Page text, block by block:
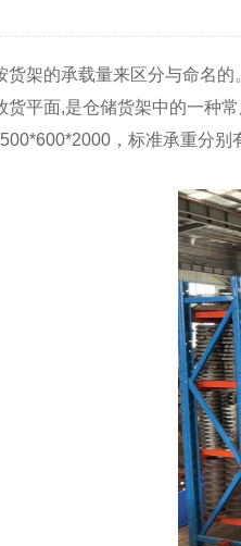
货架的承载量来区分与命名
货平面,是仓储货架中的一种
，标准承重分别